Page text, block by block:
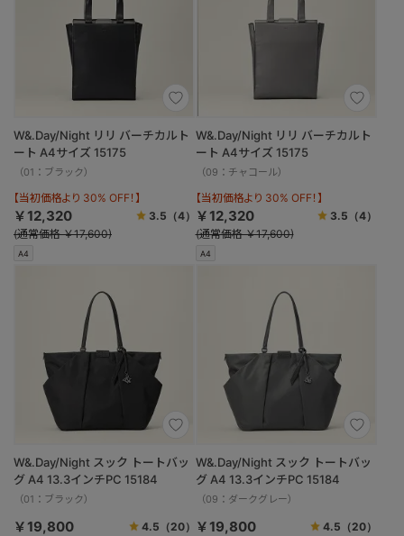
A4
W&.Day/Night リリ バーチカルト
ート A4サイズ 15175
（01：ブラック）
【当初価格より 30% OFF！】
￥12,320 3.5 （4）
(通常価格 ￥17,600)
A4
W&.Day/Night リリ バーチカルト
ート A4サイズ 15175
（09：チャコール）
【当初価格より 30% OFF！】
￥12,320 3.5 （4）
(通常価格 ￥17,600)
W&.Day/Night スック トートバッ
グ A4 13.3インチPC 15184
（01：ブラック）
￥19,800 4.5 （20）
W&.Day/Night スック トートバッ
グ A4 13.3インチPC 15184
（09：ダークグレー）
￥19,800 4.5 （20）